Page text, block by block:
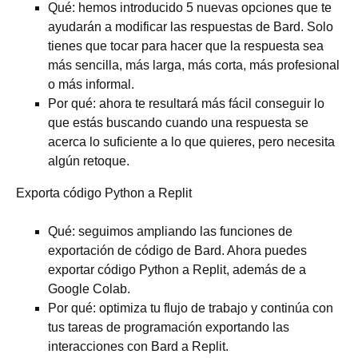
Qué: hemos introducido 5 nuevas opciones que te
ayudarán a modificar las respuestas de Bard. Solo
tienes que tocar para hacer que la respuesta sea
más sencilla, más larga, más corta, más profesional
o más informal.
Por qué: ahora te resultará más fácil conseguir lo
que estás buscando cuando una respuesta se
acerca lo suficiente a lo que quieres, pero necesita
algún retoque.
Exporta código Python a Replit
Qué: seguimos ampliando las funciones de
exportación de código de Bard. Ahora puedes
exportar código Python a Replit, además de a
Google Colab.
Por qué: optimiza tu flujo de trabajo y continúa con
tus tareas de programación exportando las
interacciones con Bard a Replit.